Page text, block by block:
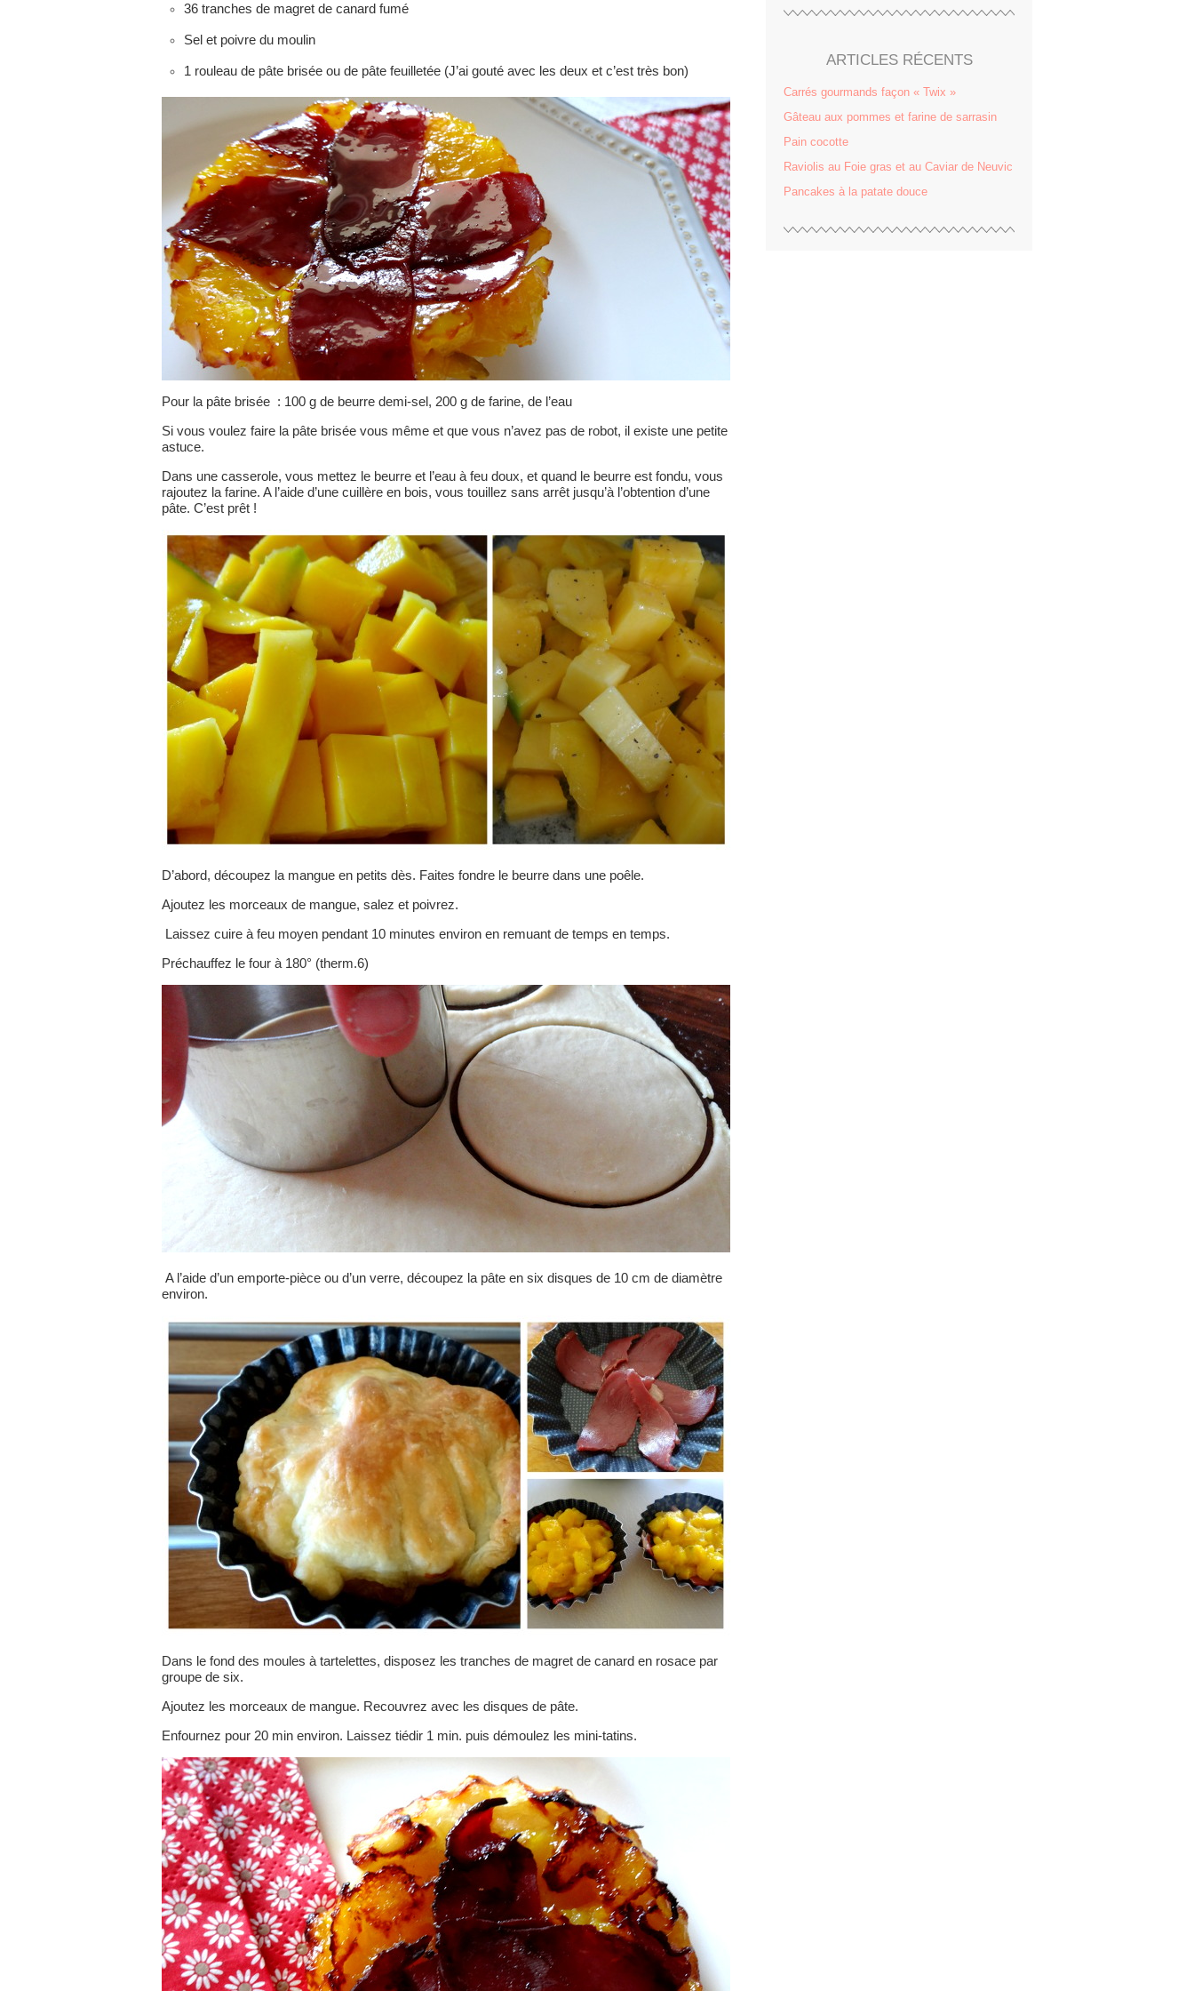
36 tranches de magret de canard fumé
Sel et poivre du moulin
1 rouleau de pâte brisée ou de pâte feuilletée (J’ai gouté avec les deux et c’est très bon)
Pour la pâte brisée : 100 g de beurre demi-sel, 200 g de farine, de l’eau
Si vous voulez faire la pâte brisée vous même et que vous n’avez pas de robot, il existe une petite
astuce.
Dans une casserole, vous mettez le beurre et l’eau à feu doux, et quand le beurre est fondu, vous
rajoutez la farine. A l’aide d’une cuillère en bois, vous touillez sans arrêt jusqu’à l’obtention d’une
pâte. C’est prêt !
D’abord, découpez la mangue en petits dès. Faites fondre le beurre dans une poêle.
Ajoutez les morceaux de mangue, salez et poivrez.
Laissez cuire à feu moyen pendant 10 minutes environ en remuant de temps en temps.
Préchauffez le four à 180° (therm.6)
A l’aide d’un emporte-pièce ou d’un verre, découpez la pâte en six disques de 10 cm de diamètre
environ.
Dans le fond des moules à tartelettes, disposez les tranches de magret de canard en rosace par
groupe de six.
Ajoutez les morceaux de mangue. Recouvrez avec les disques de pâte.
Enfournez pour 20 min environ. Laissez tiédir 1 min. puis démoulez les mini-tatins.
ARTICLES RÉCENTS
Carrés gourmands façon « Twix »
Gâteau aux pommes et farine de sarrasin
Pain cocotte
Raviolis au Foie gras et au Caviar de Neuvic
Pancakes à la patate douce